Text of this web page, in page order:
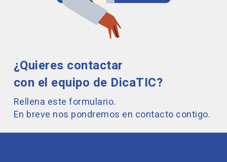
¿Quieres contactar
con el equipo de DicaTIC?
Rellena este formulario.
En breve nos pondremos en contacto contigo.